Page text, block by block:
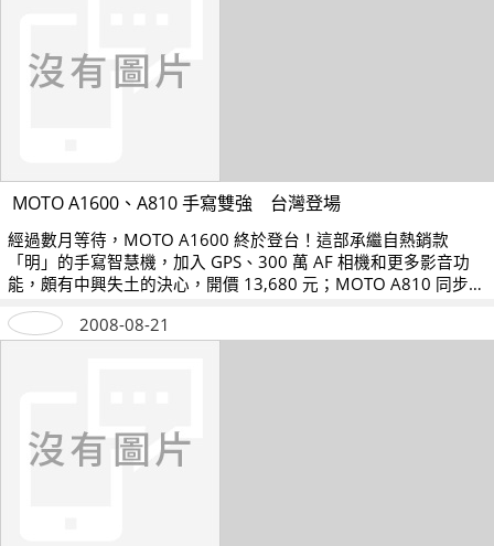
MOTO A1600、A810 手寫雙強 台灣登場
經過數月等待，MOTO A1600 終於登台！這部承繼自熱銷款
「明」的手寫智慧機，加入 GPS、300 萬 AF 相機和更多影音功
能，頗有中興失土的決心，開價 13,680 元；MOTO A810 同步亮
相，訴求更親民的音樂和便利手寫輸入，售價 6,990 元。
2008-08-21